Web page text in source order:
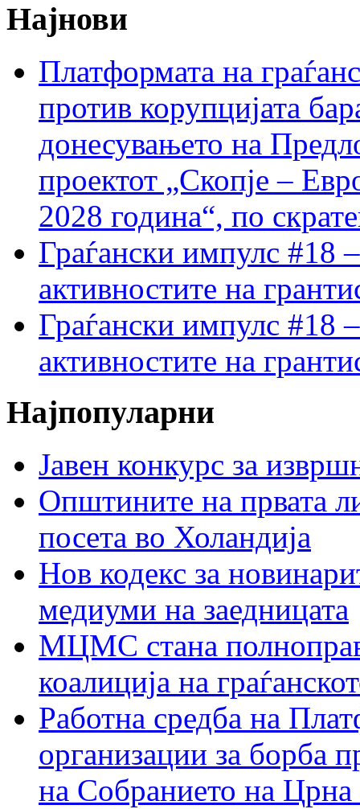
Најнови
Платформата на
против корупцијата
донесувањето на
проектот „Скопје –
2028 година“, по
Граѓански импулс #18
активностите на
Граѓански импулс #18
активностите на
Најпопуларни
Јавен конкурс за
Општините на првата
посета во Холандија
Нов кодекс за
медиуми на заедницата
МЦМС стана
коалиција на
Работна средба на
организации за борба
на Собранието на Црна